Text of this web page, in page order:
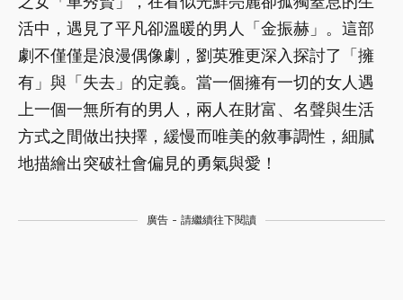
活中，遇見了平凡卻溫暖的男人「金振赫」。這部
劇不僅僅是浪漫偶像劇，劉英雅更深入探討了「擁
有」與「失去」的定義。當一個擁有一切的女人遇
上一個一無所有的男人，兩人在財富、名聲與生活
方式之間做出抉擇，緩慢而唯美的敘事調性，細膩
地描繪出突破社會偏見的勇氣與愛！
廣告 - 請繼續往下閱讀